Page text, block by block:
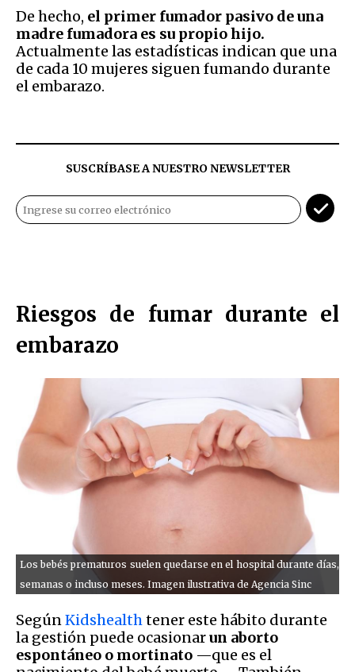
De hecho, el primer fumador pasivo de una
madre fumadora es su propio hijo.
Actualmente las estadísticas indican que una
de cada 10 mujeres siguen fumando durante
el embarazo.
SUSCRÍBASE A NUESTRO NEWSLETTER
Riesgos de fumar durante el
embarazo
Los bebés prematuros suelen quedarse en el hospital durante días,
semanas o incluso meses. Imagen ilustrativa de Agencia Sinc
SegúnKidshealthtener este hábito durante
la gestión puede ocasionarun aborto
espontáneo o mortinato —que es el